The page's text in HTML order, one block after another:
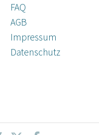
FAQ
AGB
Impressum
Datenschutz­